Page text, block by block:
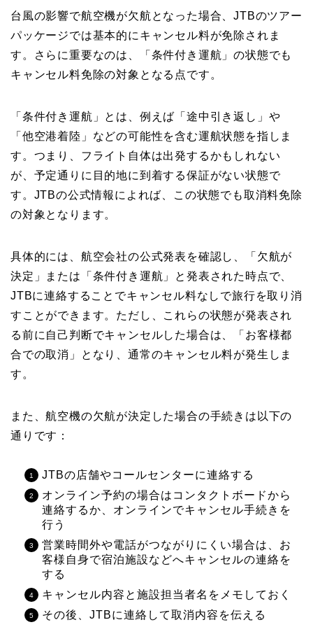
台風の影響で航空機が欠航となった場合、JTBのツアー
パッケージでは基本的にキャンセル料が免除されま
す。さらに重要なのは、「条件付き運航」の状態でも
キャンセル料免除の対象となる点です。
「条件付き運航」とは、例えば「途中引き返し」や
「他空港着陸」などの可能性を含む運航状態を指しま
す。つまり、フライト自体は出発するかもしれない
が、予定通りに目的地に到着する保証がない状態で
す。JTBの公式情報によれば、この状態でも取消料免除
の対象となります。
具体的には、航空会社の公式発表を確認し、「欠航が
決定」または「条件付き運航」と発表された時点で、
JTBに連絡することでキャンセル料なしで旅行を取り消
すことができます。ただし、これらの状態が発表され
る前に自己判断でキャンセルした場合は、「お客様都
合での取消」となり、通常のキャンセル料が発生しま
す。
また、航空機の欠航が決定した場合の手続きは以下の
通りです：
JTBの店舗やコールセンターに連絡する
オンライン予約の場合はコンタクトボードから
連絡するか、オンラインでキャンセル手続きを
行う
営業時間外や電話がつながりにくい場合は、お
客様自身で宿泊施設などへキャンセルの連絡を
する
キャンセル内容と施設担当者名をメモしておく
その後、JTBに連絡して取消内容を伝える